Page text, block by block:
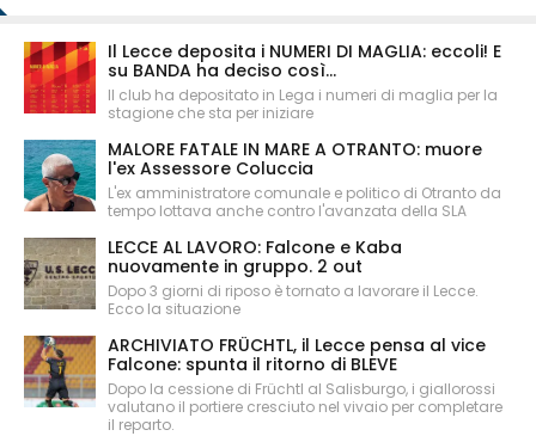
Il Lecce deposita i NUMERI DI MAGLIA: eccoli! E
su BANDA ha deciso così...
Il club ha depositato in Lega i numeri di maglia per la
stagione che sta per iniziare
MALORE FATALE IN MARE A OTRANTO: muore
l'ex Assessore Coluccia
L'ex amministratore comunale e politico di Otranto da
tempo lottava anche contro l'avanzata della SLA
LECCE AL LAVORO: Falcone e Kaba
nuovamente in gruppo. 2 out
Dopo 3 giorni di riposo è tornato a lavorare il Lecce.
Ecco la situazione
ARCHIVIATO FRÜCHTL, il Lecce pensa al vice
Falcone: spunta il ritorno di BLEVE
Dopo la cessione di Früchtl al Salisburgo, i giallorossi
valutano il portiere cresciuto nel vivaio per completare
il reparto.